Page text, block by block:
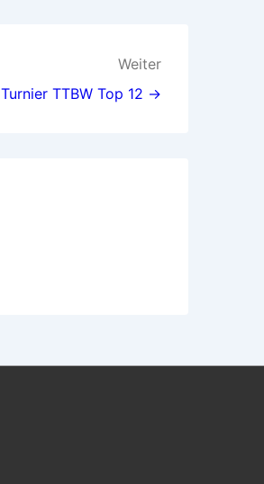
Weiter
Turnier TTBW Top 12 →